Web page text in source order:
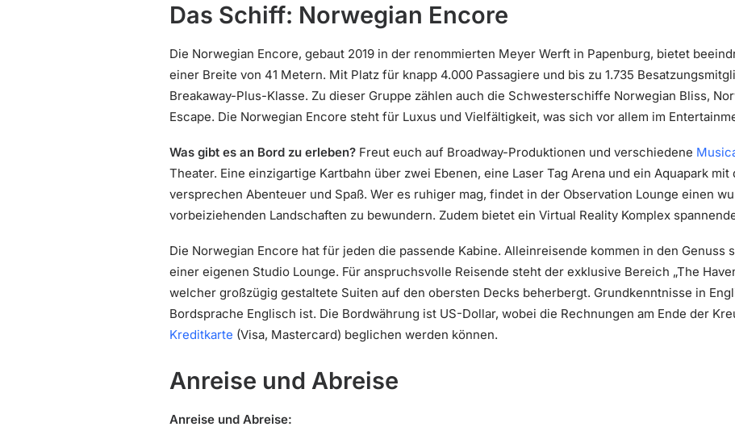
Das Schiff: Norwegian Encore
Die Norwegian Encore, gebaut 2019 in der renommierten Meyer Werft in Papenburg, bietet
einer Breite von 41 Metern. Mit Platz für knapp 4.000 Passagiere und bis zu 1.735
Breakaway-Plus-Klasse. Zu dieser Gruppe zählen auch die Schwesterschiffe Norwegian Bliss,
Escape. Die Norwegian Encore steht für Luxus und Vielfältigkeit, was sich vor allem im
Was gibt es an Bord zu erleben? Freut euch auf Broadway-Produktionen und verschiedene
Theater. Eine einzigartige Kartbahn über zwei Ebenen, eine Laser Tag Arena und ein Aquapark
versprechen Abenteuer und Spaß. Wer es ruhiger mag, findet in der Observation Lounge einen
vorbeiziehenden Landschaften zu bewundern. Zudem bietet ein Virtual Reality Komplex
Die Norwegian Encore hat für jeden die passende Kabine. Alleinreisende kommen in den Genuss
einer eigenen Studio Lounge. Für anspruchsvolle Reisende steht der exklusive Bereich „The
welcher großzügig gestaltete Suiten auf den obersten Decks beherbergt. Grundkenntnisse in
Bordsprache Englisch ist. Die Bordwährung ist US-Dollar, wobei die Rechnungen am Ende der
Kreditkarte (Visa, Mastercard) beglichen werden können.
Anreise und Abreise
Anreise und Abreise: